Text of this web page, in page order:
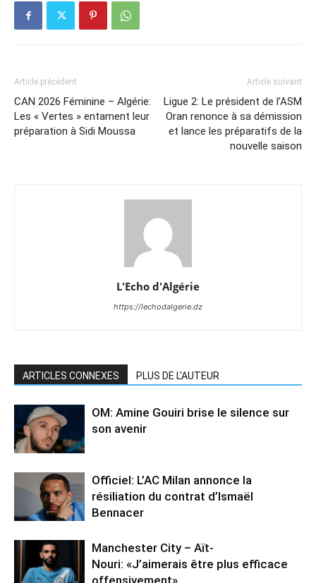
Article précédent
CAN 2026 Féminine – Algérie:
Les « Vertes » entament leur
préparation à Sidi Moussa
Article suivant
Ligue 2: Le président de l’ASM
Oran renonce à sa démission
et lance les préparatifs de la
nouvelle saison
L'Echo d'Algérie
https://lechodalgerie.dz
ARTICLES CONNEXES PLUS DE L'AUTEUR
OM: Amine Gouiri brise le silence sur
son avenir
Officiel: L’AC Milan annonce la
résiliation du contrat d’Ismaël
Bennacer
Manchester City – Aït-
Nouri: «J’aimerais être plus efficace